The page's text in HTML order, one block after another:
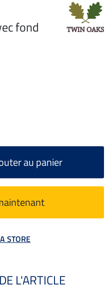
fond
au panier
STORE
L'ARTICLE